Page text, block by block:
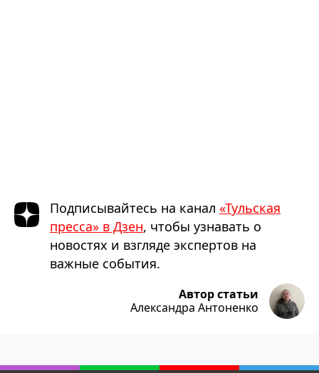
Подписывайтесь на канал «Тульская
пресса» в Дзен, чтобы узнавать о
новостях и взгляде экспертов на
важные события.
Автор статьи
Александра Антоненко